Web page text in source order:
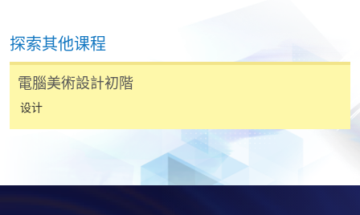
每张收据申请费用为港币30 元。支票抬头注明「香
港大学专业进修学院」。
探索其他课程
電腦美術設計初階
设计